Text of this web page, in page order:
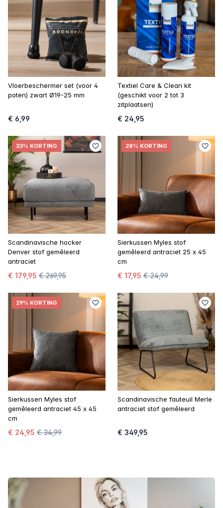
Vloerbeschermer set (voor 4
poten) zwart Ø19-25 mm
€ 6,99
Textiel Care & Clean kit
(geschikt voor 2 tot 3
zitplaatsen)
€ 24,95
33% KORTING
Scandinavische hocker
Denver stof gemêleerd
antraciet
€ 179,95 € 269,95
28% KORTING
Sierkussen Myles stof
gemêleerd antraciet 25 x 45
cm
€ 17,95 € 24,99
29% KORTING
Sierkussen Myles stof
gemêleerd antraciet 45 x 45
cm
€ 24,95 € 34,99
Scandinavische fauteuil Merle
antraciet stof gemêleerd
€ 349,95